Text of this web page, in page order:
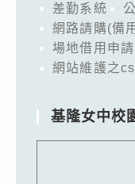
差勤系統
網路請購(備
場地借用申請
網站維護之
基隆女中校